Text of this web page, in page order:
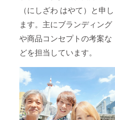
（にしざわ はやて）と申し
ます。主にブランディング
や商品コンセプトの考案な
どを担当しています。